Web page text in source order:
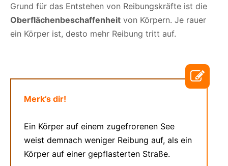
Grund für das Entstehen von Reibungskräfte ist die
Oberflächenbeschaffenheit von Körpern. Je rauer
ein Körper ist, desto mehr Reibung tritt auf.
Merk’s dir!
Ein Körper auf einem zugefrorenen See
weist demnach weniger Reibung auf, als ein
Körper auf einer gepflasterten Straße.